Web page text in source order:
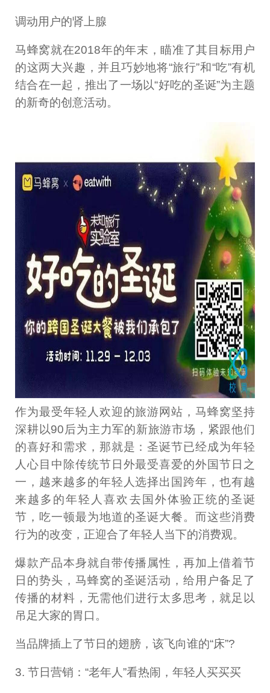
调动用户的肾上腺
马蜂窝就在2018年的年末，瞄准了其目标用户
的这两大兴趣，并且巧妙地将“旅行”和“吃”有机
结合在一起，推出了一场以“好吃的圣诞”为主题
的新奇的创意活动。
作为最受年轻人欢迎的旅游网站，马蜂窝坚持
深耕以90后为主力军的新旅游市场，紧跟他们
的喜好和需求，那就是：圣诞节已经成为年轻
人心目中除传统节日外最受喜爱的外国节日之
一，越来越多的年轻人选择出国跨年，也有越
来越多的年轻人喜欢去国外体验正统的圣诞
节，吃一顿最为地道的圣诞大餐。而这些消费
行为的改变，正迎合了年轻人当下的消费观。
爆款产品本身就自带传播属性，再加上借着节
日的势头，马蜂窝的圣诞活动，给用户备足了
传播的材料，无需他们进行太多思考，就足以
吊足大家的胃口。
当品牌插上了节日的翅膀，该飞向谁的“床”?
3. 节日营销：“老年人”看热闹，年轻人买买买